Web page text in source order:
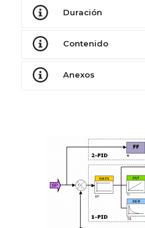
Duración
Contenido
Anexos